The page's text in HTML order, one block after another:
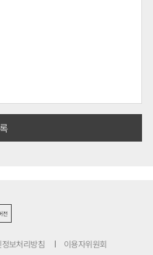
전
정보처리방침 이용자위원회